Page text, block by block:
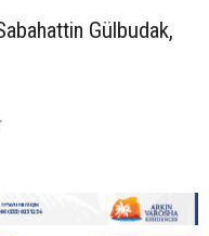
Gülbudak,